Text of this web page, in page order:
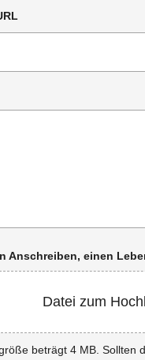
Anschreiben, einen
Datei zum
beträgt 4 MB. Sollten